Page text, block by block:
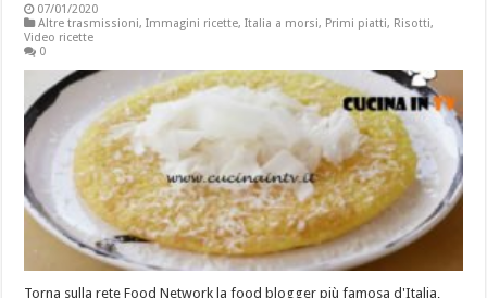
07/01/2020
Altre trasmissioni,Immagini ricette,Italia a morsi, Primi piatti, Risotti,
Video ricette
0
Torna sulla rete Food Network la food blogger più famosa d'Italia,